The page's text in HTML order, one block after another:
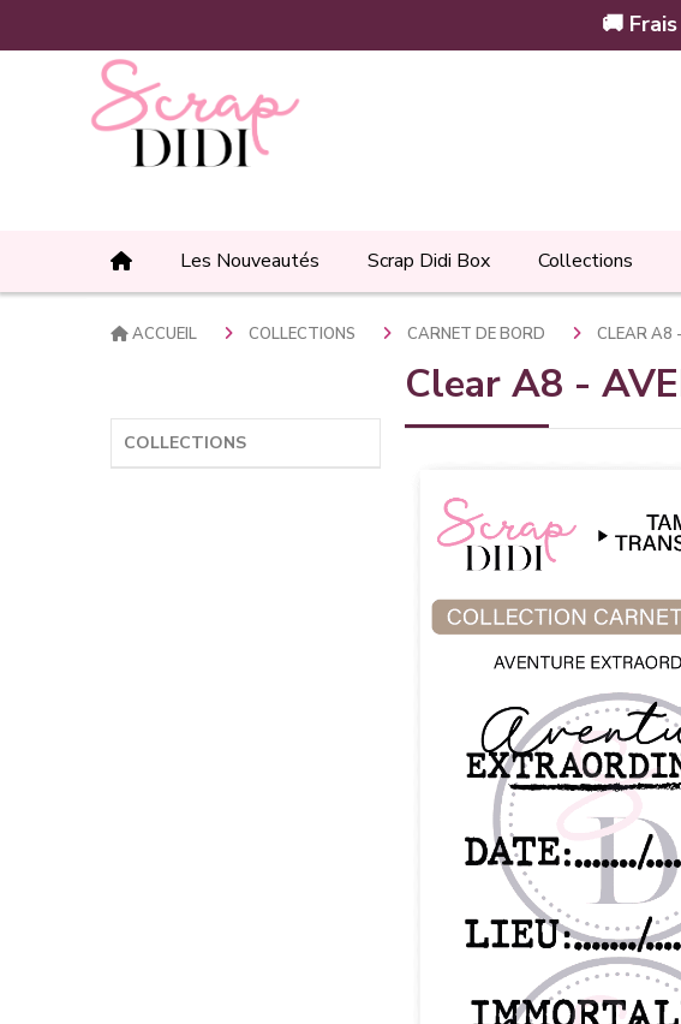
🚚
Les Nouveautés Scrap Didi Box Collections
COLLECTIONS
ACCUEIL COLLECTIONS CARNET DE BORD CLEAR A8
Clear A8 -